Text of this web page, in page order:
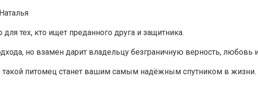
тех, кто ищет преданного друга и защитника.
но взамен дарит владельцу безграничную верность,
такой питомец станет вашим самым надёжным спутником в жизни.